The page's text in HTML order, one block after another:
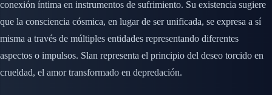
conexión íntima en instrumentos de sufrimiento. Su existencia sugiere
que la consciencia cósmica, en lugar de ser unificada, se expresa a sí
misma a través de múltiples entidades representando diferentes
aspectos o impulsos. Slan representa el principio del deseo torcido en
crueldad, el amor transformado en depredación.